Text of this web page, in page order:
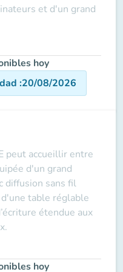
et d'un grand
hoy
:20/08/2026
peut accueillir entre
d'un grand
diffusion sans fil
table réglable
étendue aux
hoy